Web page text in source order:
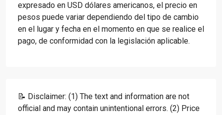
expresado en USD dólares americanos, el precio en
pesos puede variar dependiendo del tipo de cambio
en el lugar y fecha en el momento en que se realice el
pago, de conformidad con la legislación aplicable.
📝 Disclaimer: (1) The text and information are not
official and may contain unintentional errors. (2) Price